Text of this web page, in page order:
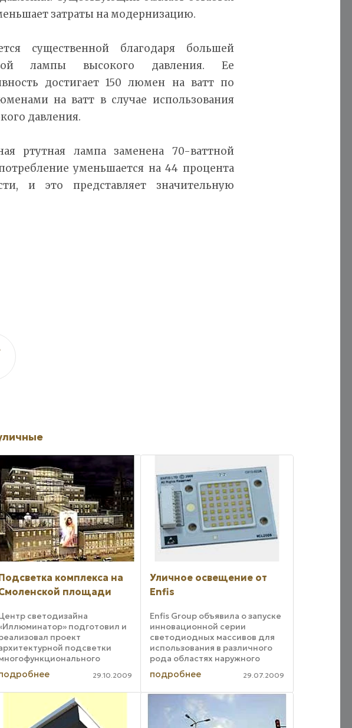
затраты на модернизацию.
существенной благодаря большей
лампы высокого давления. Ее
достигает 150 люмен на ватт по
на ватт в случае использования
давления.
ртутная лампа заменена 70-ваттной
уменьшается на 44 процента
и это представляет значительную
комплекса на
площади
светодизайна
подготовил и
проект
подсветки
общественного комплекса на
площади в
Комплекс сочетает
офисные и торговые функции
и имеет сложную
архитектурную ...
29.10.2009
Уличное освещение от
Enfis
Enfis Group объявила о запуске
инновационной серии
светодиодных массивов для
использования в различного
рода областях наружного
применения. Эти массивы уже
доступны повсеместно в
Америке. За последние
несколько лет расширилось
использование ...
подробнее 29.07.2009